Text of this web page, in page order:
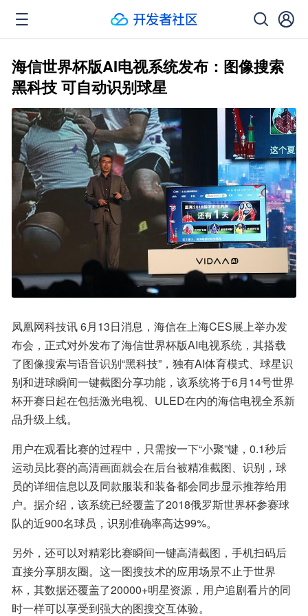
海信世界杯版AI电视系统发布：图像搜索
黑科技 可自动识别球星
凤凰网科技讯 6月13日消息，海信在上海CES展上举办发
布会，正式对外发布了海信世界杯版AI电视系统，其搭载
了图像搜索与语音识别“黑科技”，独有AI体育模式、球星识
别和进球瞬间一键截图分享功能，该系统将于6月14号世界
杯开赛日起在包括激光电视、ULED在内的海信电视全系新
品升级上线。
用户在观看比赛的过程中，只需按一下“小聚”键，0.1秒后
运动员比赛的高清画面就会在后台被精准截图、识别，球
员的详细信息以及同款服装和装备都会同步显示推荐给用
户。据介绍，该系统已经覆盖了2018俄罗斯世界杯参赛球
队的近900名球员，识别准确率高达99%。
另外，还可以对精彩比赛瞬间一键高清截图，手机扫码后
直接分享朋友圈。这一图搜技术的应用场景不止于世界
杯，其数据还覆盖了20000+明星资源，用户追剧看片的同
时一样可以享受到强大的图搜交互体验。